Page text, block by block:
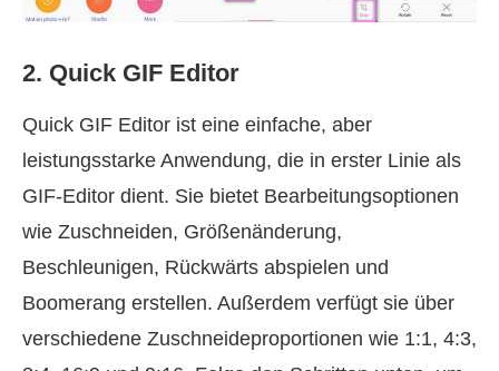
2. Quick GIF Editor
Quick GIF Editor ist eine einfache, aber
leistungsstarke Anwendung, die in erster Linie als
GIF-Editor dient. Sie bietet Bearbeitungsoptionen
wie Zuschneiden, Größenänderung,
Beschleunigen, Rückwärts abspielen und
Boomerang erstellen. Außerdem verfügt sie über
verschiedene Zuschneideproportionen wie 1:1, 4:3,